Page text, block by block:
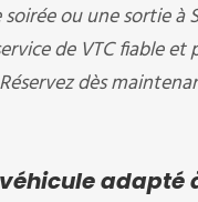
soirée ou une sortie
de VTC fiable
dès
adapté